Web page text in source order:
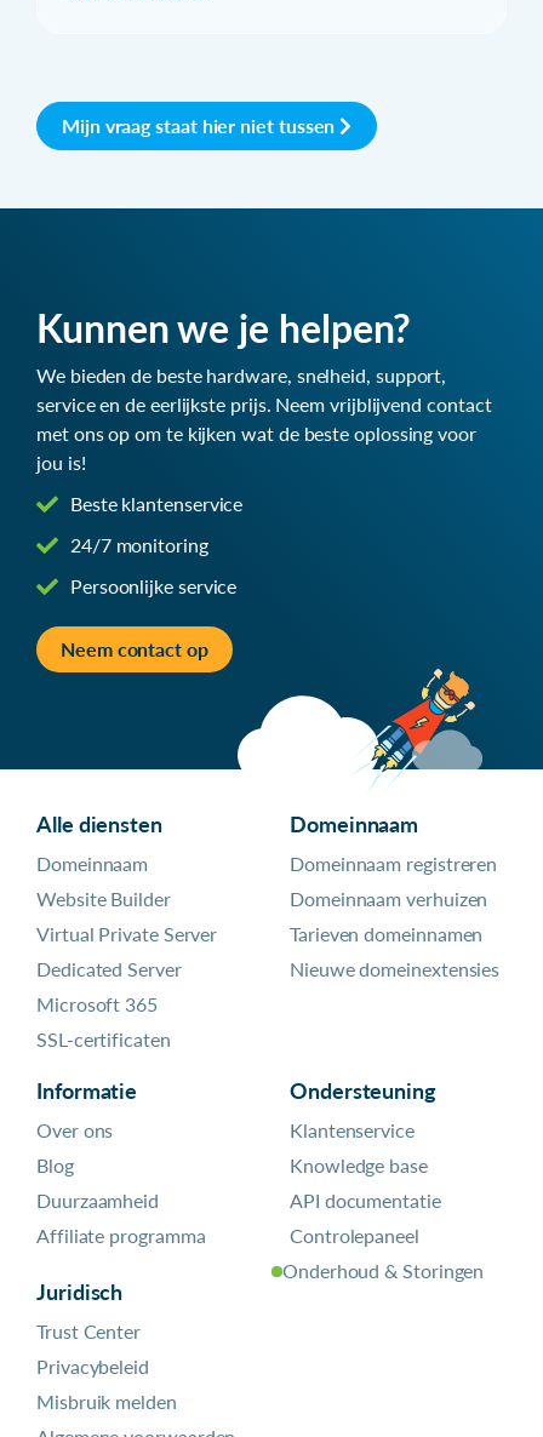
Mijn vraag staat hier niet tussen
Kunnen we je helpen?
We bieden de beste hardware, snelheid, support,
service en de eerlijkste prijs. Neem vrijblijvend contact
met ons op om te kijken wat de beste oplossing voor
jou is!
Beste klantenservice
24/7 monitoring
Persoonlijke service
Neem contact op
Alle diensten
Domeinnaam
Website Builder
Virtual Private Server
Dedicated Server
Microsoft 365
SSL-certificaten
Domeinnaam
Domeinnaam registreren
Domeinnaam verhuizen
Tarieven domeinnamen
Nieuwe domeinextensies
Informatie
Over ons
Blog
Duurzaamheid
Affiliate programma
Juridisch
Trust Center
Privacybeleid
Misbruik melden
Ondersteuning
Klantenservice
Knowledge base
API documentatie
Controlepaneel
Onderhoud & Storingen